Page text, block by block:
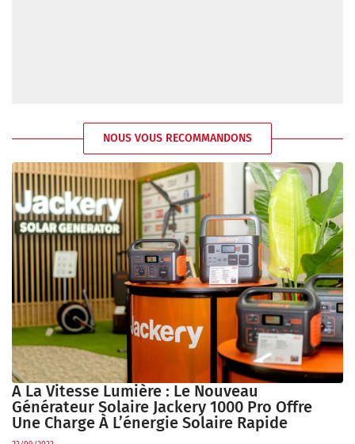
NOUS VOUS RECOMMANDONS
A La Vitesse Lumière : Le Nouveau
Générateur Solaire Jackery 1000 Pro Offre
Une Charge À L’énergie Solaire Rapide